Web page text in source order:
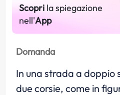
Scopri la spiegazione
nell'App
Domanda
In una strada a doppio
due corsie, come in